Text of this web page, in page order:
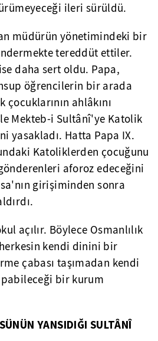
ileri sürüldü.
müdürün yönetimindeki bir
tereddüt ettiler.
daha sert oldu. Papa,
öğrencilerin bir arada
çocuklarının ahlâkını
Mekteb-i Sultânî'ye Katolik
yasakladı. Hatta Papa IX.
Katoliklerden çocuğunu
aforoz edeceğini
girişiminden sonra
açılır. Böylece Osmanlılık
herkesin kendi dinini bir
çabası taşımadan kendi
bir kurum
YANSIDIĞI SULTÂNÎ